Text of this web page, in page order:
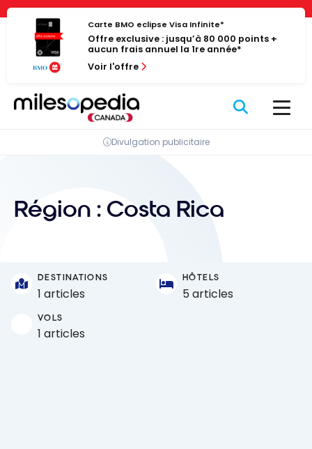
Panneau de gestion des cookies
Passer
contenu
Carte BMO eclipse Visa Infinite*
Offre exclusive : jusqu’à 80 000 points +
aucun frais annuel la 1re année*
Voir l'offre
Divulgation publicitaire
Région : Costa Rica
DESTINATIONS
1 articles
HÔTELS
5 articles
VOLS
1 articles